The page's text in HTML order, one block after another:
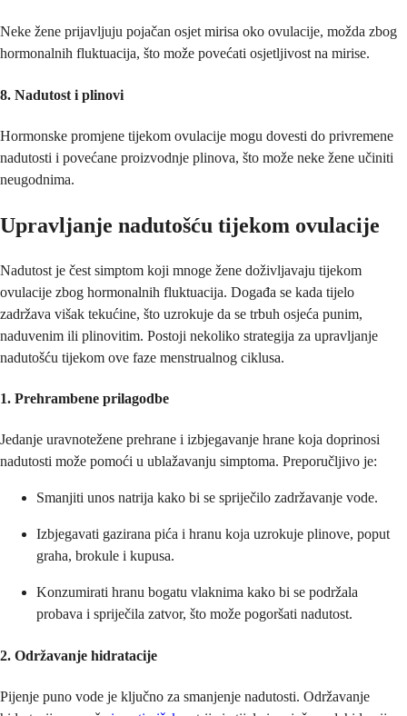
Neke žene prijavljuju pojačan osjet mirisa oko ovulacije, možda zbog
hormonalnih fluktuacija, što može povećati osjetljivost na mirise.
8. Nadutost i plinovi
Hormonske promjene tijekom ovulacije mogu dovesti do privremene
nadutosti i povećane proizvodnje plinova, što može neke žene učiniti
neugodnima.
Upravljanje nadutošću tijekom ovulacije
Nadutost je čest simptom koji mnoge žene doživljavaju tijekom
ovulacije zbog hormonalnih fluktuacija. Događa se kada tijelo
zadržava višak tekućine, što uzrokuje da se trbuh osjeća punim,
naduvenim ili plinovitim. Postoji nekoliko strategija za upravljanje
nadutošću tijekom ove faze menstrualnog ciklusa.
1. Prehrambene prilagodbe
Jedanje uravnotežene prehrane i izbjegavanje hrane koja doprinosi
nadutosti može pomoći u ublažavanju simptoma. Preporučljivo je:
Smanjiti unos natrija kako bi se spriječilo zadržavanje vode.
Izbjegavati gazirana pića i hranu koja uzrokuje plinove, poput
graha, brokule i kupusa.
Konzumirati hranu bogatu vlaknima kako bi se podržala
probava i spriječila zatvor, što može pogoršati nadutost.
2. Održavanje hidratacije
Pijenje puno vode je ključno za smanjenje nadutosti. Održavanje